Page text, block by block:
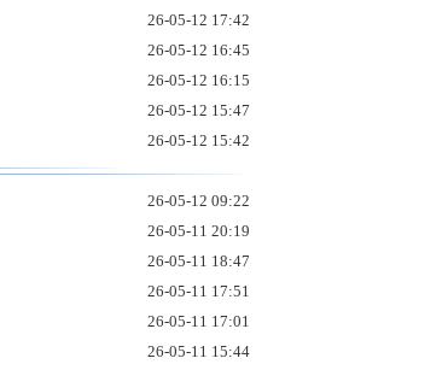
26-05-12 17:42
26-05-12 16:45
26-05-12 16:15
26-05-12 15:47
26-05-12 15:42
26-05-12 09:22
26-05-11 20:19
26-05-11 18:47
26-05-11 17:51
26-05-11 17:01
26-05-11 15:44